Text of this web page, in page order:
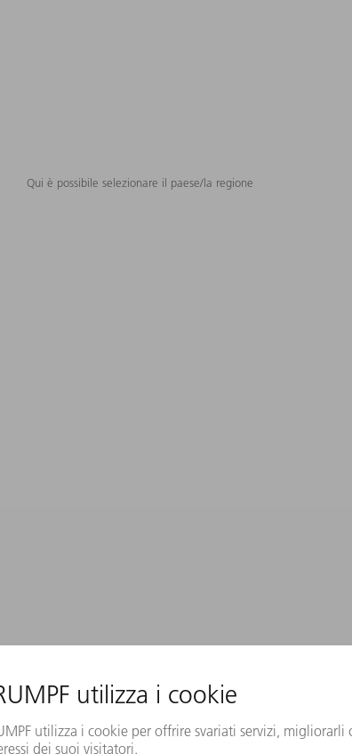
Qui è possibile selezionare il paese/la regione